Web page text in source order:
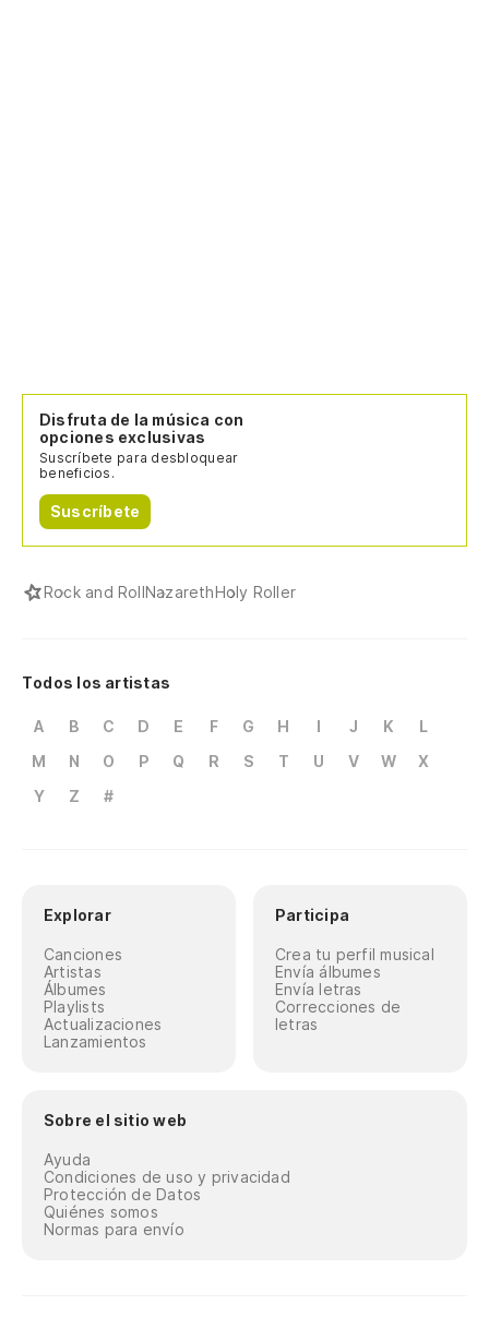
Disfruta de la música con
opciones exclusivas
Suscríbete para desbloquear
beneficios.
Suscríbete
Rock and RollNazarethHoly Roller
Todos los artistas
A B C D E F G H I J K
L
M
N O P Q R S T U V W
X
Y
Z #
Explorar
Canciones
Artistas
Álbumes
Playlists
Actualizaciones
Lanzamientos
Participa
Crea tu perfil musical
Envía álbumes
Envía letras
Correcciones de
letras
Sobre el sitio web
Ayuda
Condiciones de uso y privacidad
Protección de Datos
Quiénes somos
Normas para envío